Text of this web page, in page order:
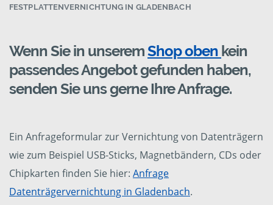
FESTPLATTENVERNICHTUNG IN GLADENBACH
Wenn Sie in unseremShop oben kein
passendes Angebot gefunden haben,
senden Sie uns gerne Ihre Anfrage.
Ein Anfrageformular zur Vernichtung von Datenträgern
wie zum Beispiel USB-Sticks, Magnetbändern, CDs oder
Chipkarten finden Sie hier: Anfrage
Datenträgervernichtung in Gladenbach.